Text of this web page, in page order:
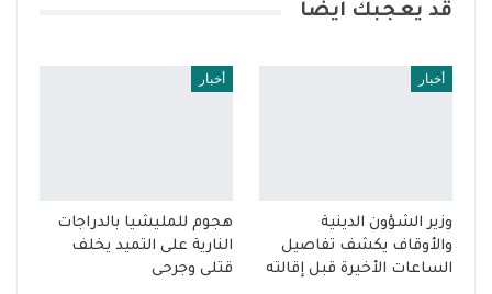
قد يعجبك ايضا
أخبار
وزير الشؤون الدينية
والأوقاف يكشف تفاصيل
الساعات الأخيرة قبل إقالته
أخبار
هجوم للمليشيا بالدراجات
النارية على التميد يخلف
قتلى وجرحى